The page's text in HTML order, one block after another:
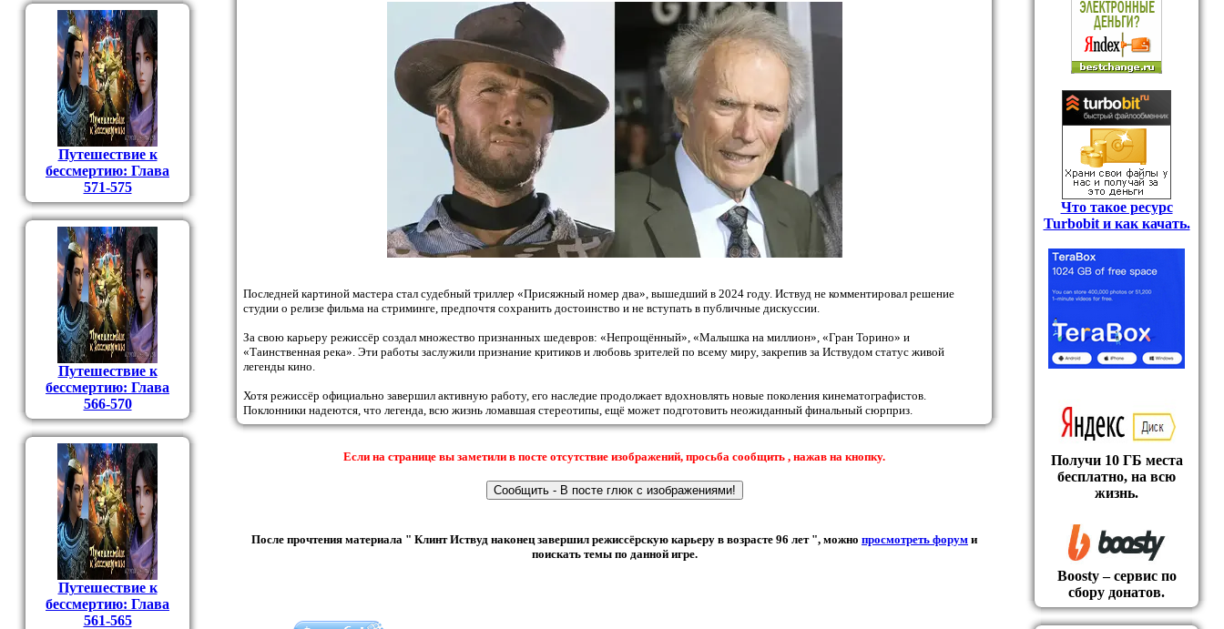
Путешествие к
бессмертию: Глава
571-575
Путешествие к
бессмертию: Глава
566-570
Путешествие к
бессмертию: Глава
561-565
Последней картиной мастера стал судебный триллер «Присяжный номер два», вышедший в 2024 году. Иствуд не комментировал решение
студии о релизе фильма на стриминге, предпочтя сохранить достоинство и не вступать в публичные дискуссии.
За свою карьеру режиссёр создал множество признанных шедевров: «Непрощённый», «Малышка на миллион», «Гран Торино» и
«Таинственная река». Эти работы заслужили признание критиков и любовь зрителей по всему миру, закрепив за Иствудом статус живой
легенды кино.
Хотя режиссёр официально завершил активную работу, его наследие продолжает вдохновлять новые поколения кинематографистов.
Поклонники надеются, что легенда, всю жизнь ломавшая стереотипы, ещё может подготовить неожиданный финальный сюрприз.
Если на странице вы заметили в посте отсутствие изображений, просьба сообщить , нажав на кнопку.
После прочтения материала " Клинт Иствуд наконец завершил режиссёрскую карьеру в возрасте 96 лет ", можно просмотреть форум и
поискать темы по данной игре.
Что такое ресурс
Turbobit и как качать.
Получи 10 ГБ места
бесплатно, на всю
жизнь.
Boosty – сервис по
сбору донатов.